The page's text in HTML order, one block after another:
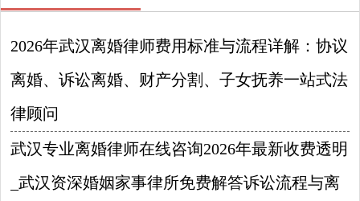
2026年武汉离婚律师费用标准与流程详解：协议
离婚、诉讼离婚、财产分割、子女抚养一站式法
律顾问
武汉专业离婚律师在线咨询2026年最新收费透明
_武汉资深婚姻家事律所免费解答诉讼流程与离